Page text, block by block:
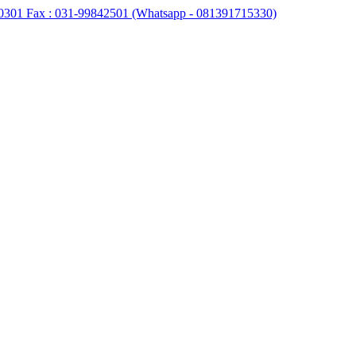
Fax : 031-99842501 (Whatsapp - 081391715330)